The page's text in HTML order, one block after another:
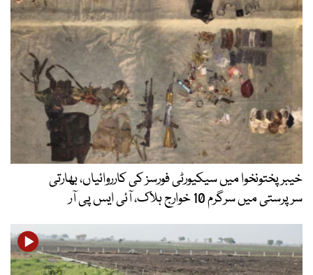
خیبرپختونخوا میں سیکیورٹی فورسز کی کارروائیاں، بھارتی
سرپرستی میں سرگرم 10 خوارج ہلاک، آئی ایس پی آر